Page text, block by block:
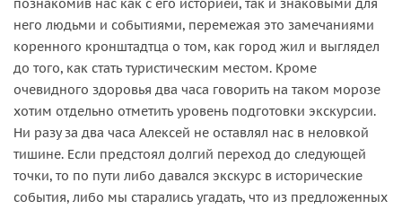
познакомив нас как с его историей, так и знаковыми для
него людьми и событиями, перемежая это замечаниями
коренного кронштадтца о том, как город жил и выглядел
до того, как стать туристическим местом. Кроме
очевидного здоровья два часа говорить на таком морозе
хотим отдельно отметить уровень подготовки экскурсии.
Ни разу за два часа Алексей не оставлял нас в неловкой
тишине. Если предстоял долгий переход до следующей
точки, то по пути либо давался экскурс в исторические
события, либо мы старались угадать, что из предложенных